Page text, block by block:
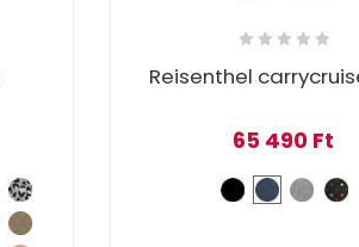
Reisenthel
65 490 Ft